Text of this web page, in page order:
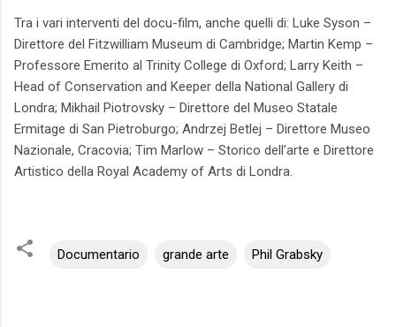
Tra i vari interventi del docu-film, anche quelli di: Luke Syson –
Direttore del Fitzwilliam Museum di Cambridge; Martin Kemp –
Professore Emerito al Trinity College di Oxford; Larry Keith –
Head of Conservation and Keeper della National Gallery di
Londra; Mikhail Piotrovsky – Direttore del Museo Statale
Ermitage di San Pietroburgo; Andrzej Betlej – Direttore Museo
Nazionale, Cracovia; Tim Marlow – Storico dell’arte e Direttore
Artistico della Royal Academy of Arts di Londra.
Documentario grande arte Phil Grabsky